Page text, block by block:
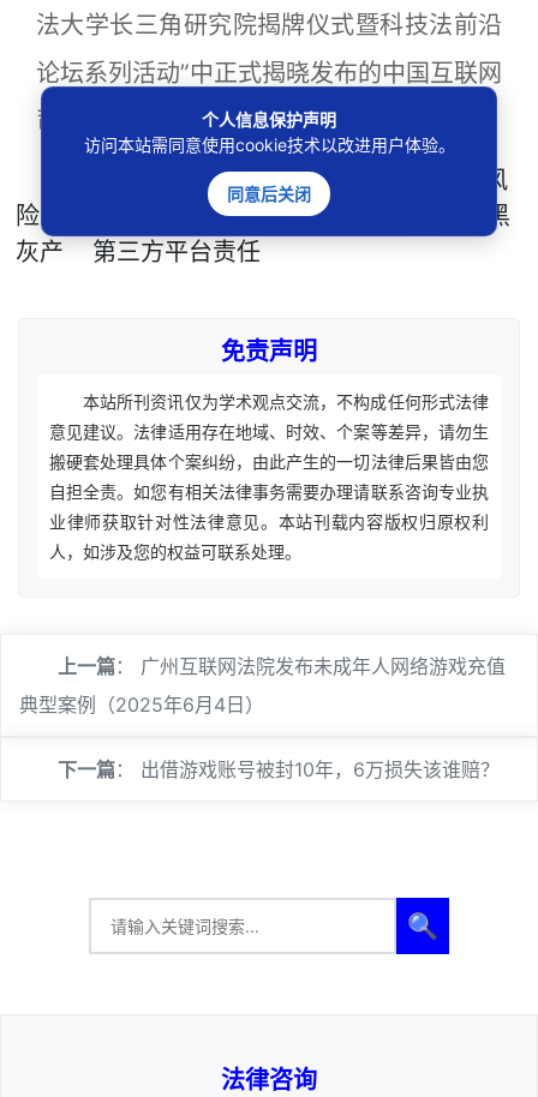
法大学长三角研究院揭牌仪式暨科技法前沿
论坛系列活动”中正式揭晓发布的中国互联网
司法十大典型案例（2023-2024）]
游戏账号买卖
游戏币交易风
险
虚拟财产属性 不正当竞争案例
网游黑
灰产
第三方平台责任
免责声明
本站所刊资讯仅为学术观点交流，不构成任何形式法律
意见建议。法律适用存在地域、时效、个案等差异，请勿生
搬硬套处理具体个案纠纷，由此产生的一切法律后果皆由您
自担全责。如您有相关法律事务需要办理请联系咨询专业执
业律师获取针对性法律意见。本站刊载内容版权归原权利
人，如涉及您的权益可联系处理。
上一篇： 广州互联网法院发布未成年人网络游戏充值
典型案例（2025年6月4日）
下一篇： 出借游戏账号被封10年，6万损失该谁赔？
🔍
法律咨询
个人信息保护声明
访问本站需同意使用cookie技术以改进用户体验。
同意后关闭